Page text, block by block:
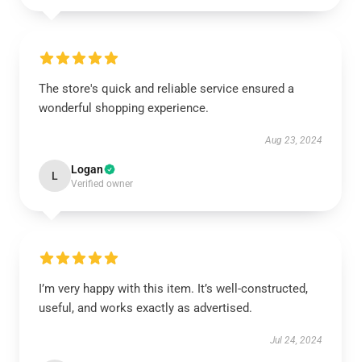
The store's quick and reliable service ensured a
wonderful shopping experience.
Aug 23, 2024
L Logan
Verified owner
I’m very happy with this item. It’s well-constructed,
useful, and works exactly as advertised.
Jul 24, 2024